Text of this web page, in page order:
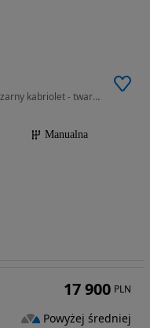
1587 cm3 • 120 KM • PEUGEOT 207 CC - czarny kabriolet - twardy dach
Manualna
17 900 PLN
Powyżej średniej